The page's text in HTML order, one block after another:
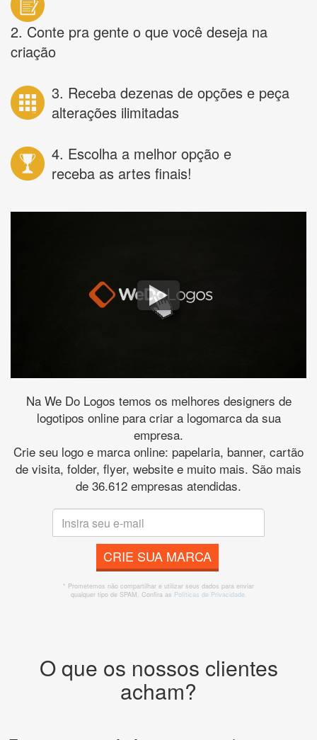
2. Conte pra gente o que você deseja na
criação
3. Receba dezenas de opções e peça
alterações ilimitadas
4. Escolha a melhor opção e
receba as artes finais!
Na We Do Logos temos os melhores designers de
logotipos online para criar a logomarca da sua
empresa.
Crie seu logo e marca online: papelaria, banner, cartão
de visita, folder, flyer, website e muito mais. São mais
de 36.612 empresas atendidas.
CRIE SUA MARCA
* Prometemos não compartilhar e utilizar seus dados para enviar
qualquer tipo de SPAM. Confira as Políticas de Privacidade.
O que os nossos clientes
acham?